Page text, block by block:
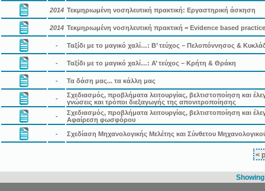
2014 Τεκμηριωμένη νοσηλευτική πρακτική: Εργαστηρική άσκηση
2014 Τεκμηριωμένη νοσηλευτική πρακτική = Evidence based practice
- Ταξίδι με το μαγικό χαλί…: Β’ τεύχος – Πελοπόννησος &
- Ταξίδι με το μαγικό χαλί…: Α’ τεύχος – Κρήτη & Θράκη
- Τα δάση μας... τα κάλλη μας
-
Σχεδιασμός, προβλήματα λειτουργίας, βελτιστοποίηση και
γνώσεις και τρόποι διεξαγωγής της απονιτροποίησης
-
Σχεδιασμός, προβλήματα λειτουργίας, βελτιστοποίηση και
Αφαίρεση φωσφόρου
-
Σχεδίαση Μηχανολογικής Μελέτης και Σύνθετου
<